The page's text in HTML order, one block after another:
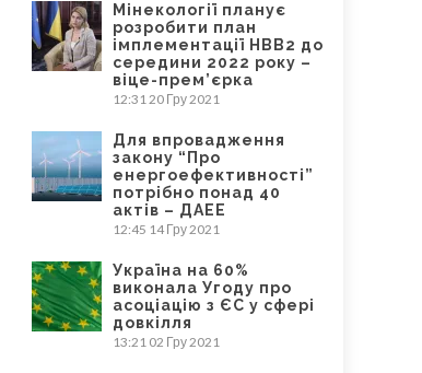
Мінекології планує
розробити план
імплементації НВВ2 до
середини 2022 року –
віце-прем’єрка
12:3120 Гру 2021
Для впровадження
закону “Про
енергоефективності”
потрібно понад 40
актів – ДАЕЕ
12:45 14 Гру 2021
Україна на 60%
виконала Угоду про
асоціацію з ЄС у сфері
довкілля
13:21 02 Гру 2021